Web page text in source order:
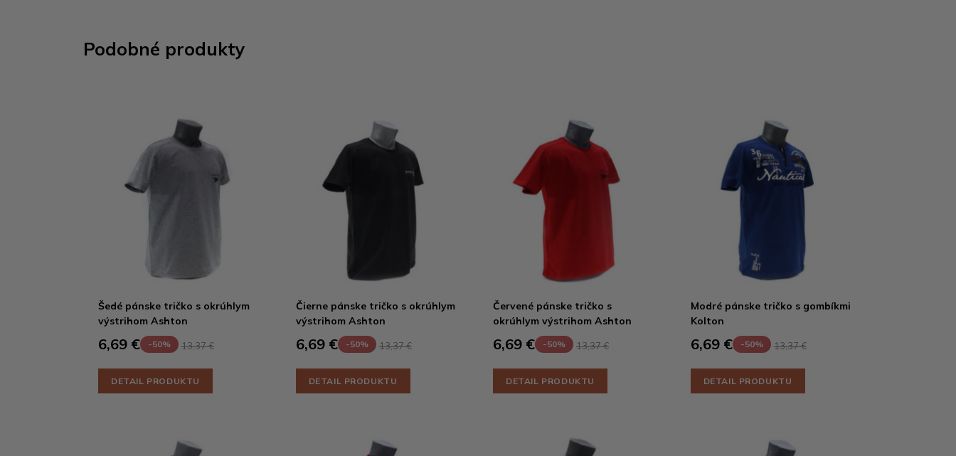
Podobné produkty
Šedé pánske tričko s okrúhlym
výstrihom Ashton
6,69 € -50% 13,37 €
DETAIL PRODUKTU
Čierne pánske tričko s okrúhlym
výstrihom Ashton
6,69 € -50% 13,37 €
DETAIL PRODUKTU
Červené pánske tričko s
okrúhlym výstrihom Ashton
6,69 € -50% 13,37 €
DETAIL PRODUKTU
Modré pánske tričko s gombíkmi
Kolton
6,69 € -50% 13,37 €
DETAIL PRODUKTU